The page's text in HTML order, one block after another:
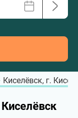
г.